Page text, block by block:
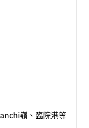
嶺、臨院港等